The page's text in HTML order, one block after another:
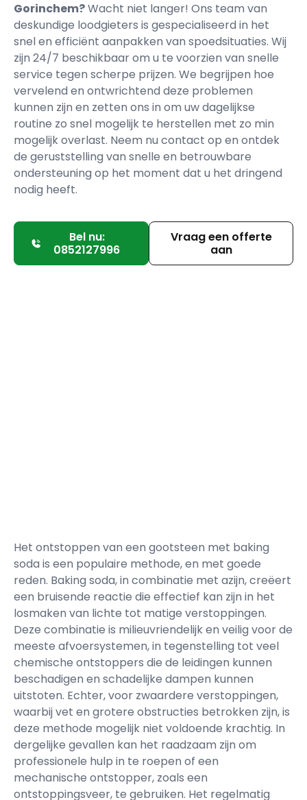
Gorinchem?Wacht niet langer! Ons team van
deskundige loodgieters is gespecialiseerd in het
snel en efficiënt aanpakken van spoedsituaties. Wij
zijn 24/7 beschikbaar om u te voorzien van snelle
service tegen scherpe prijzen. We begrijpen hoe
vervelend en ontwrichtend deze problemen
kunnen zijn en zetten ons in om uw dagelijkse
routine zo snel mogelijk te herstellen met zo min
mogelijk overlast. Neem nu contact op en ontdek
de geruststelling van snelle en betrouwbare
ondersteuning op het moment dat u het dringend
nodig heeft.
Bel nu:
0852127996
Vraag een offerte
aan
Het ontstoppen van een gootsteen met baking
soda is een populaire methode, en met goede
reden. Baking soda, in combinatie met azijn, creëert
een bruisende reactie die effectief kan zijn in het
losmaken van lichte tot matige verstoppingen.
Deze combinatie is milieuvriendelijk en veilig voor de
meeste afvoersystemen, in tegenstelling tot veel
chemische ontstoppers die de leidingen kunnen
beschadigen en schadelijke dampen kunnen
uitstoten. Echter, voor zwaardere verstoppingen,
waarbij vet en grotere obstructies betrokken zijn, is
deze methode mogelijk niet voldoende krachtig. In
dergelijke gevallen kan het raadzaam zijn om
professionele hulp in te roepen of een
mechanische ontstopper, zoals een
ontstoppingsveer, te gebruiken. Het regelmatig